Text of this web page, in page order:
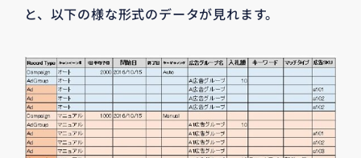
と、以下の様な形式のデータが見れます。